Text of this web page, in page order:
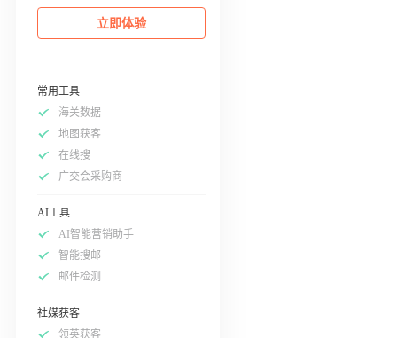
立即体验
常用工具
海关数据
地图获客
在线搜
广交会采购商
AI工具
AI智能营销助手
智能搜邮
邮件检测
社媒获客
领英获客